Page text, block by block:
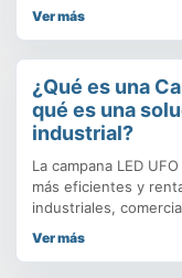
serie de
Ver más
¿Qué es una
qué es una
industrial?
La campana LED
más eficientes y
industriales,
de luminosidad
Ver más